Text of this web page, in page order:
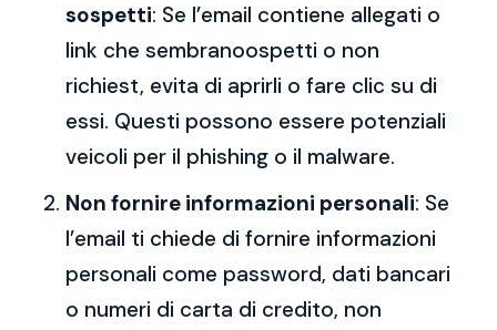
sospetti: Se l’email contiene allegati o
link che sembranoospetti o non
richiest, evita di aprirli o fare clic su di
essi. Questi possono essere potenziali
veicoli per il phishing o il malware.
Non fornire informazioni personali: Se
l’email ti chiede di fornire informazioni
personali come password, dati bancari
o numeri di carta di credito, non